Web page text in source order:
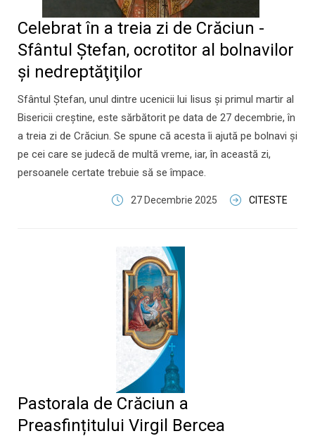
Celebrat în a treia zi de Crăciun -
Sfântul Ştefan, ocrotitor al bolnavilor
şi nedreptăţiţilor
Sfântul Ştefan, unul dintre ucenicii lui Iisus şi primul martir al
Bisericii creștine, este sărbătorit pe data de 27 decembrie, în
a treia zi de Crăciun. Se spune că acesta îi ajută pe bolnavi şi
pe cei care se judecă de multă vreme, iar, în această zi,
persoanele certate trebuie să se împace.
27 Decembrie 2025 CITESTE
Pastorala de Crăciun a
Preasfințitului Virgil Bercea